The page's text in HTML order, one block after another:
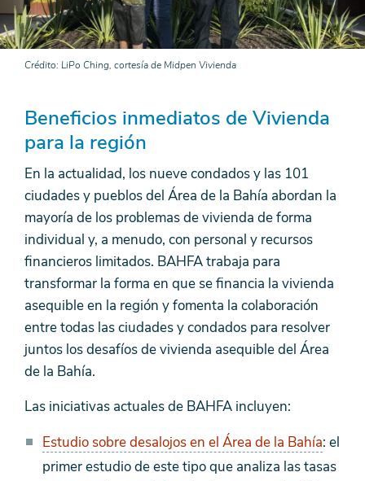
Crédito LiPo Ching, cortesía de Midpen Vivienda
Beneficios inmediatos de Vivienda
para la región
En la actualidad, los nueve condados y las 101
ciudades y pueblos del Área de la Bahía abordan la
mayoría de los problemas de vivienda de forma
individual y, a menudo, con personal y recursos
financieros limitados. BAHFA trabaja para
transformar la forma en que se financia la vivienda
asequible en la región y fomenta la colaboración
entre todas las ciudades y condados para resolver
juntos los desafíos de vivienda asequible del Área
de la Bahía.
Las iniciativas actuales de BAHFA incluyen:
Estudio sobre desalojos en el Área de la Bahía: el
primer estudio de este tipo que analiza las tasas